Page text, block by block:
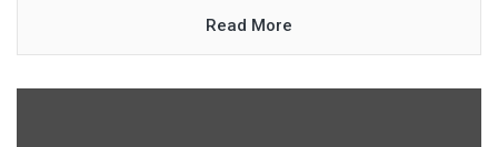
Read More